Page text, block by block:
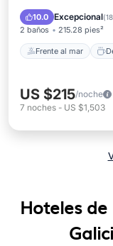
10.0 Excepcional(
2 baños 215.28 pies²
Frente al mar
US $215/noche
7 noches - US $1,503
Hoteles